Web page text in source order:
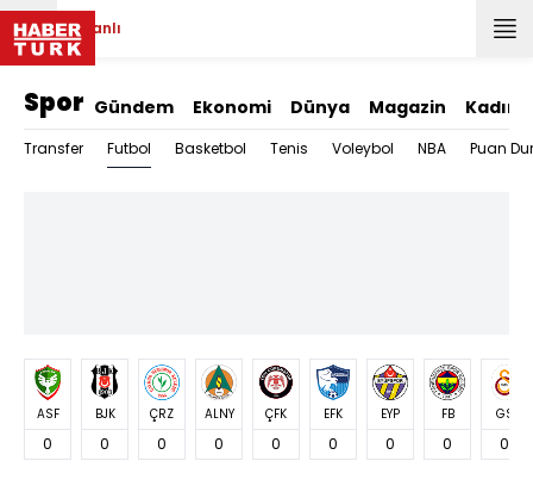
Canlı
Spor Gündem Ekonomi Dünya Magazin Kadın
Transfer Futbol Basketbol Tenis Voleybol NBA Puan
ASF
0
BJK
0
ÇRZ
0
ALNY
0
ÇFK
0
EFK
0
EYP
0
FB
0
GS
0